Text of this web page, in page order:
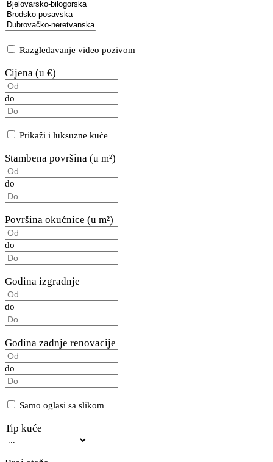
Razgledavanje video pozivom
Cijena (u €)
do
Prikaži i luksuzne kuće
Stambena površina (u m²)
do
Površina okućnice (u m²)
do
Godina izgradnje
do
Godina zadnje renovacije
do
Samo oglasi sa slikom
Tip kuće